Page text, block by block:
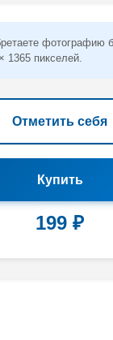
фотографию
1365 пикселей.
Отметить себя
Купить
199 ₽